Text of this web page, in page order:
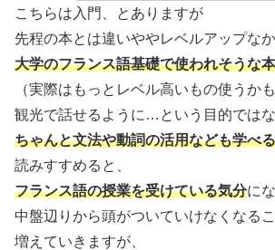
こちらは入門、とありますが
先程の本とは違いややレベルアップなか
大学のフランス語基礎で使われそうな本
（実際はもっとレベル高いもの使うかも
観光で話せるように…という目的ではな
ちゃんと文法や動詞の活用なども学べる
読みすすめると、
フランス語の授業を受けている気分に
中盤辺りから頭がついていけなくなる
増えていきますが、